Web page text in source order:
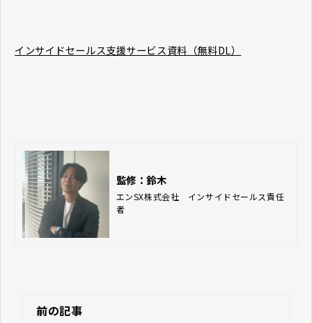
インサイドセールス支援サービス資料（無料DL）
監修：鈴木
エンSX株式会社　インサイドセールス責任
者
前の記事